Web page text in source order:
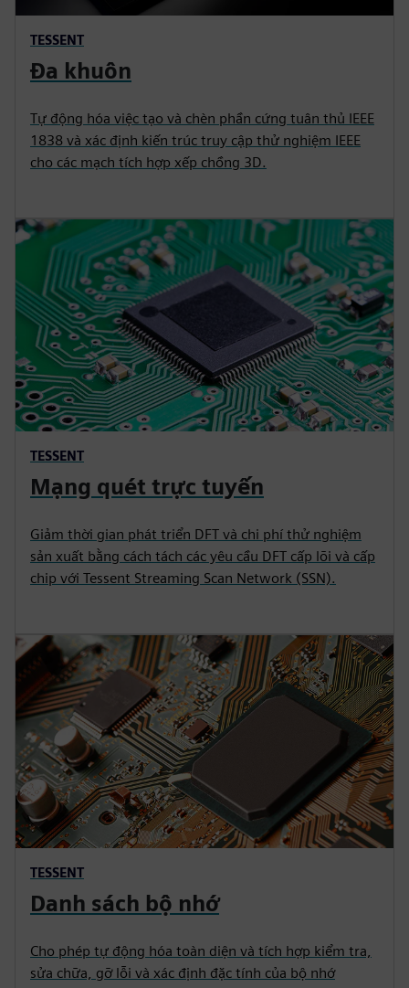
TESSENT
Đa khuôn
Tự động hóa việc tạo và chèn phần cứng tuân thủ IEEE
1838 và xác định kiến trúc truy cập thử nghiệm IEEE
cho các mạch tích hợp xếp chồng 3D.
TESSENT
Mạng quét trực tuyến
Giảm thời gian phát triển DFT và chi phí thử nghiệm
sản xuất bằng cách tách các yêu cầu DFT cấp lõi và cấp
chip với Tessent Streaming Scan Network (SSN).
TESSENT
Danh sách bộ nhớ
Cho phép tự động hóa toàn diện và tích hợp kiểm tra,
sửa chữa, gỡ lỗi và xác định đặc tính của bộ nhớ